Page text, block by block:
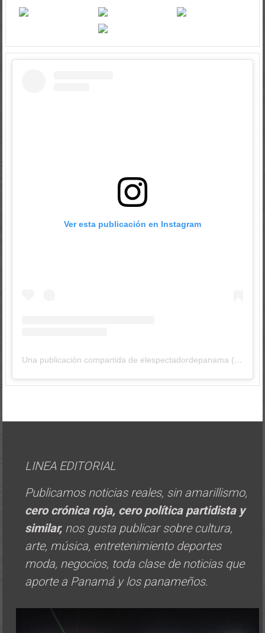
Ver esta publicación en Instagram
Una publicación compartida de elespectadordepanama (@elespectadordepanama)
LINEA EDITORIAL
Publicamos noticias reales, sin amarillismo,
cero crónica roja, cero política partidista y
similar, nos gusta publicar sobre cultura,
arte, música, entretenimiento deportes
moda, negocios, toda clase de noticias que
aporte a Panamá y los panameños.